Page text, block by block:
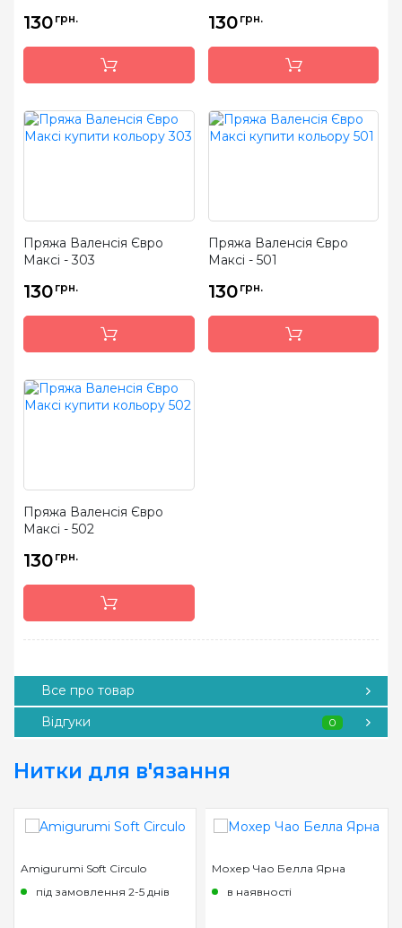
130 грн. 130 грн.
Пряжа Валенсія Євро
Максі - 303
130 грн.
Пряжа Валенсія Євро
Максі - 501
130 грн.
Пряжа Валенсія Євро
Максі - 502
130 грн.
Все про товар
Відгуки
0
Нитки для в'язання
Amigurumi Soft Circulo
під замовлення 2-5 днів
Мохер Чао Белла Ярна
в наявності